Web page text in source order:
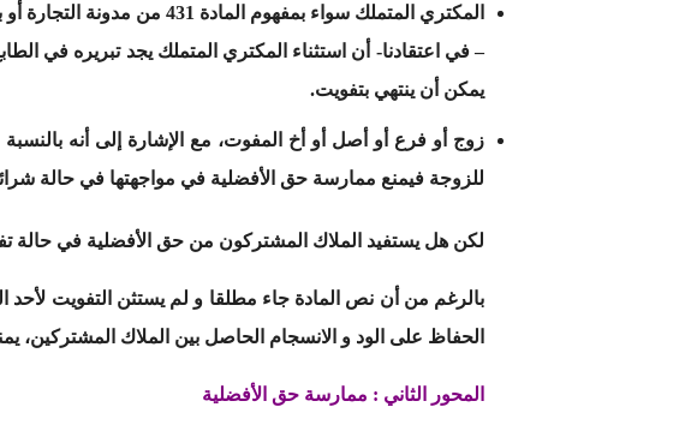
– في اعتقادنا- أن استثناء المكتري المتملك يجد تبريره في
يمكن أن ينتهي بتفويت.
زوج أو فرع أو أصل أو أخ المفوت، مع الإشارة إلى أنه بالنسبة
للزوجة فيمنع ممارسة حق الأفضلية في مواجهتها في حالة
لكن هل يستفيد الملاك المشتركون من حق الأفضلية في حالة
بالرغم من أن نص المادة جاء مطلقا و لم يستثن التفويت لأحد
الحفاظ على الود و الانسجام الحاصل بين الملاك
المحور الثاني : ممارسة حق الأفضلية